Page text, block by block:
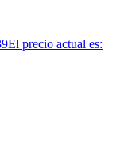
El precio actual es: